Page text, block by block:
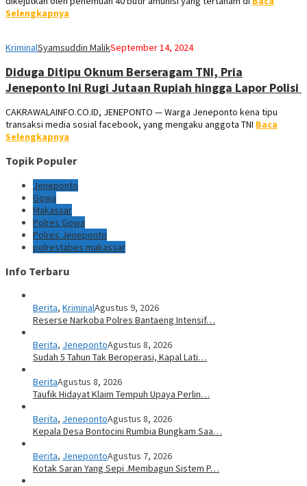
Selengkapnya
KriminalSyamsuddin MalikSeptember 14, 2024
Diduga Ditipu Oknum Berseragam TNI, Pria
Jeneponto Ini Rugi Jutaan Rupiah hingga Lapor Polisi
CAKRAWALAINFO.CO.ID, JENEPONTO — Warga Jeneponto kena tipu
transaksi media sosial facebook, yang mengaku anggota TNI Baca
Selengkapnya
Topik Populer
Jeneponto
Gowa
Makassar
Polres Gowa
Polres Jeneponto
polrestabes makassar
Info Terbaru
Berita, KriminalAgustus 9, 2026
Reserse Narkoba Polres Bantaeng Intensif…
Berita, JenepontoAgustus 8, 2026
Sudah 5 Tahun Tak Beroperasi, Kapal Lati…
BeritaAgustus 8, 2026
Taufik Hidayat Klaim Tempuh Upaya Perlin…
Berita, JenepontoAgustus 8, 2026
Kepala Desa Bontocini Rumbia Bungkam Saa…
Berita, JenepontoAgustus 7, 2026
Kotak Saran Yang Sepi .Membagun Sistem P…